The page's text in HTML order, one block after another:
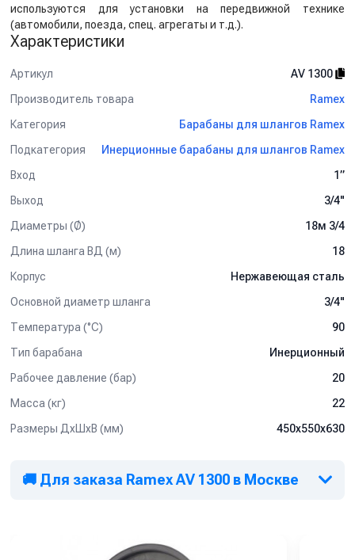
используются для установки на передвижной технике
(автомобили, поезда, спец. агрегаты и т.д.).
Характеристики
Артикул
AV 1300
Производитель товара
Ramex
Категория
Барабаны для шлангов Ramex
Подкатегория
Инерционные барабаны для шлангов Ramex
Вход
1”
Выход
3/4"
Диаметры (Ø)
18м 3/4
Длина шланга ВД (м)
18
Корпус
Нержавеющая сталь
Основной диаметр шланга
3/4"
Температура (°C)
90
Тип барабана
Инерционный
Рабочее давление (бар)
20
Масса (кг)
22
Размеры ДхШхВ (мм)
450х550х630
🚚 Для заказа Ramex AV 1300 в Москве